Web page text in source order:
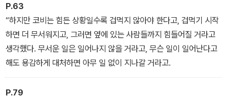
P.63
“하지만 코비는 힘든 상황일수록 겁먹지 않아야 한다고, 겁먹기 시작
하면 더 무서워지고, 그러면 옆에 있는 사람들까지 힘들어질 거라고
생각했다. 무서운 일은 일어나지 않을 거라고, 무슨 일이 일어난다고
해도 용감하게 대처하면 아무 일 없이 지나갈 거라고.
P.79